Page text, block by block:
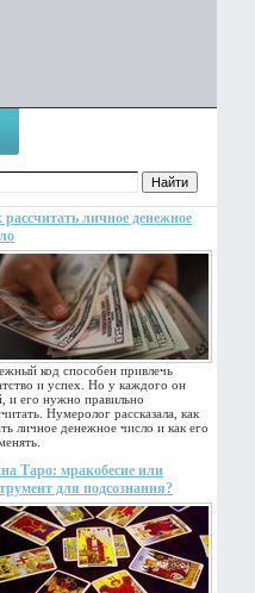
личное денежное
код способен привлечь
и успех. Но у каждого он
и его нужно правильно
Нумеролог рассказала, как
личное денежное число и как его
Таро: мракобесие или
для подсознания?